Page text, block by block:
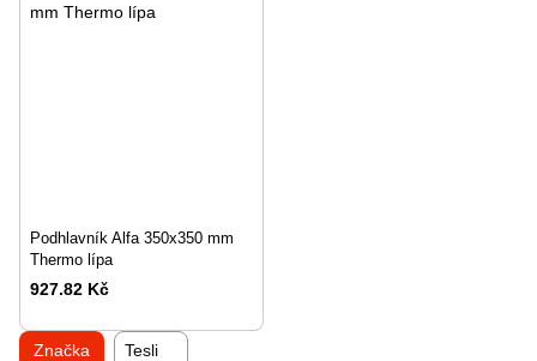
Podhlavník Alfa 350x350 mm
Thermo lípa
927.82 Kč
Značka Tesli